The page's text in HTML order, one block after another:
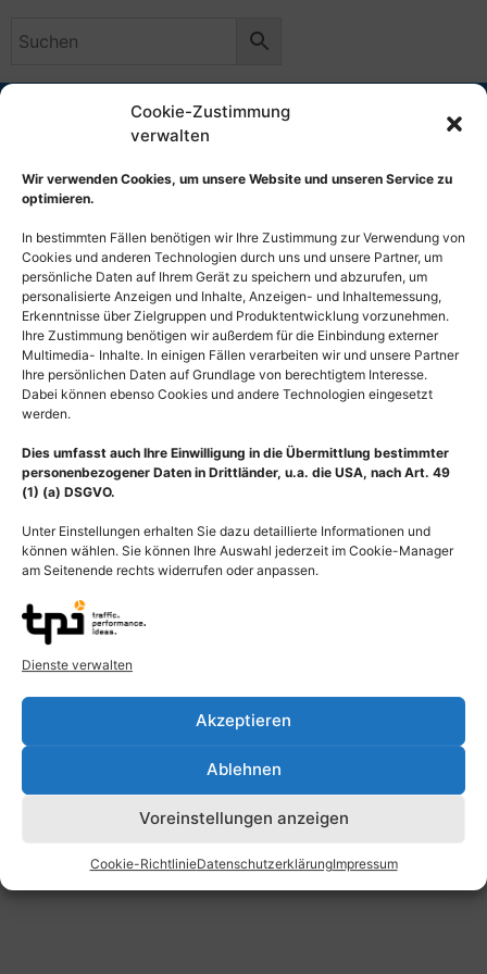
Cookie-Zustimmung
verwalten
Wir verwenden Cookies, um unsere Website und unseren Service zu
optimieren.
In bestimmten Fällen benötigen wir Ihre Zustimmung zur Verwendung von
Cookies und anderen Technologien durch uns und unsere Partner, um
persönliche Daten auf Ihrem Gerät zu speichern und abzurufen, um
personalisierte Anzeigen und Inhalte, Anzeigen- und Inhaltemessung,
Erkenntnisse über Zielgruppen und Produktentwicklung vorzunehmen.
Ihre Zustimmung benötigen wir außerdem für die Einbindung externer
Multimedia- Inhalte. In einigen Fällen verarbeiten wir und unsere Partner
Ihre persönlichen Daten auf Grundlage von berechtigtem Interesse.
Dabei können ebenso Cookies und andere Technologien eingesetzt
werden.
Dies umfasst auch Ihre Einwilligung in die Übermittlung bestimmter
personenbezogener Daten in Drittländer, u.a. die USA, nach Art. 49
(1) (a) DSGVO.
Unter Einstellungen erhalten Sie dazu detaillierte Informationen und
können wählen. Sie können Ihre Auswahl jederzeit im Cookie-Manager
am Seitenende rechts widerrufen oder anpassen.
Dienste verwalten
Akzeptieren
Ablehnen
Voreinstellungen anzeigen
Cookie-RichtlinieDatenschutzerklärungImpressum
E-Mail +49 (0)30 / 29 49 11 45
Ihren Benutzernamen oder Ihre E-Mail-Adresse ein. Sie
erhalten einen Link per E-Mail, womit Sie sich ein neues
Passwort erstellen können.
Benutzername oder E-Mail
Passwort zurücksetzen
AGB
Datenschutzerklärung
Widerrufsbelehrung